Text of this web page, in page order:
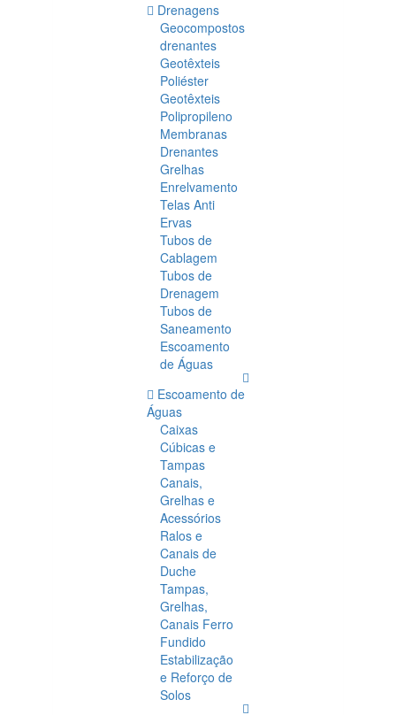
Drenagens
Geocompostos
drenantes
Geotêxteis
Poliéster
Geotêxteis
Polipropileno
Membranas
Drenantes
Grelhas
Enrelvamento
Telas Anti
Ervas
Tubos de
Cablagem
Tubos de
Drenagem
Tubos de
Saneamento
Escoamento
de Águas
Escoamento de
Águas
Caixas
Cúbicas e
Tampas
Canais,
Grelhas e
Acessórios
Ralos e
Canais de
Duche
Tampas,
Grelhas,
Canais Ferro
Fundido
Estabilização
e Reforço de
Solos